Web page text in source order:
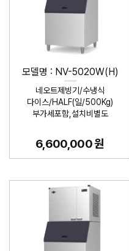
모델명 : NV-5020W(H)
네오트제빙기/수냉식
다이스/HALF(일/500Kg)
부가세포함,설치비별도
6,600,000 원